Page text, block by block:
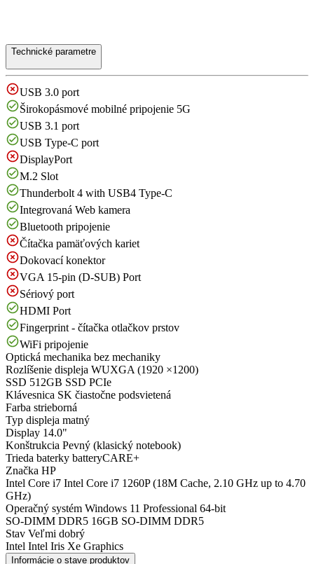
Technické parametre
USB 3.0 port
Širokopásmové mobilné pripojenie 5G
USB 3.1 port
USB Type-C port
DisplayPort
M.2 Slot
Thunderbolt 4 with USB4 Type-C
Integrovaná Web kamera
Bluetooth pripojenie
Čítačka pamäťových kariet
Dokovací konektor
VGA 15-pin (D-SUB) Port
Sériový port
HDMI Port
Fingerprint - čítačka otlačkov prstov
WiFi pripojenie
Optická mechanika bez mechaniky
Rozlíšenie displeja WUXGA (1920 ×1200)
SSD 512GB SSD PCIe
Klávesnica SK čiastočne podsvietená
Farba strieborná
Typ displeja matný
Display 14.0"
Konštrukcia Pevný (klasický notebook)
Trieda baterky batteryCARE+
Značka HP
Intel Core i7 Intel Core i7 1260P (18M Cache, 2.10 GHz up to 4.70
GHz)
Operačný systém Windows 11 Professional 64-bit
SO-DIMM DDR5 16GB SO-DIMM DDR5
Stav Veľmi dobrý
Intel Intel Iris Xe Graphics
Informácie o stave produktov